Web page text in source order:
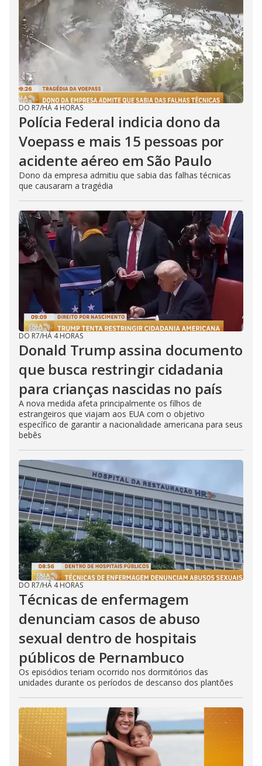
DO R7/HÁ 4 HORAS
Polícia Federal indicia dono da
Voepass e mais 15 pessoas por
acidente aéreo em São Paulo
Dono da empresa admitiu que sabia das falhas técnicas
que causaram a tragédia
DO R7/HÁ 4 HORAS
Donald Trump assina documento
que busca restringir cidadania
para crianças nascidas no país
A nova medida afeta principalmente os filhos de
estrangeiros que viajam aos EUA com o objetivo
específico de garantir a nacionalidade americana para seus
bebês
DO R7/HÁ 4 HORAS
Técnicas de enfermagem
denunciam casos de abuso
sexual dentro de hospitais
públicos de Pernambuco
Os episódios teriam ocorrido nos dormitórios das
unidades durante os períodos de descanso dos plantões